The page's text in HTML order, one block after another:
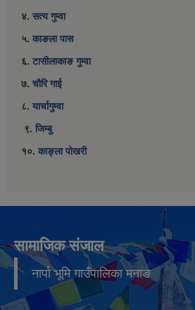
४. सत्य गुम्वा
५. काङला पास
६. टासीलाकाङ गुम्वा
७. चौरि गाई
८. यार्चागुम्वा
९. जिम्बु
१०. काङ्ला पोखरी
सामाजिक संजाल
नार्पा भूमि गाउँपालिका मनाङ